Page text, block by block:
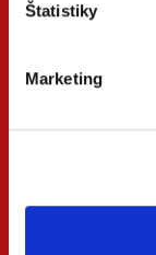
Štatistiky
Marketing